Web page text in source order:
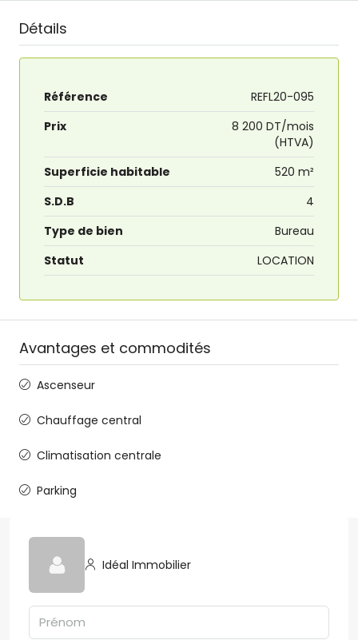
Détails
Référence
REFL20-095
Prix
8 200 DT/mois
(HTVA)
Superficie habitable
520 m²
S.D.B
4
Type de bien
Bureau
Statut
LOCATION
Avantages et commodités
Ascenseur
Chauffage central
Climatisation centrale
Parking
Idéal Immobilier